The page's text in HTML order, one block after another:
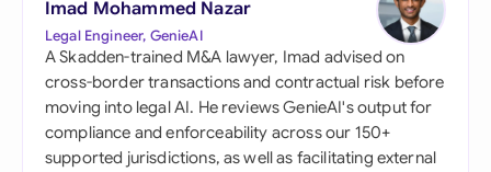
Imad Mohammed Nazar
Legal Engineer, GenieAI
A Skadden-trained M&A lawyer, Imad advised on
cross-border transactions and contractual risk before
moving into legal AI. He reviews GenieAI's output for
compliance and enforceability across our 150+
supported jurisdictions, as well as facilitating external